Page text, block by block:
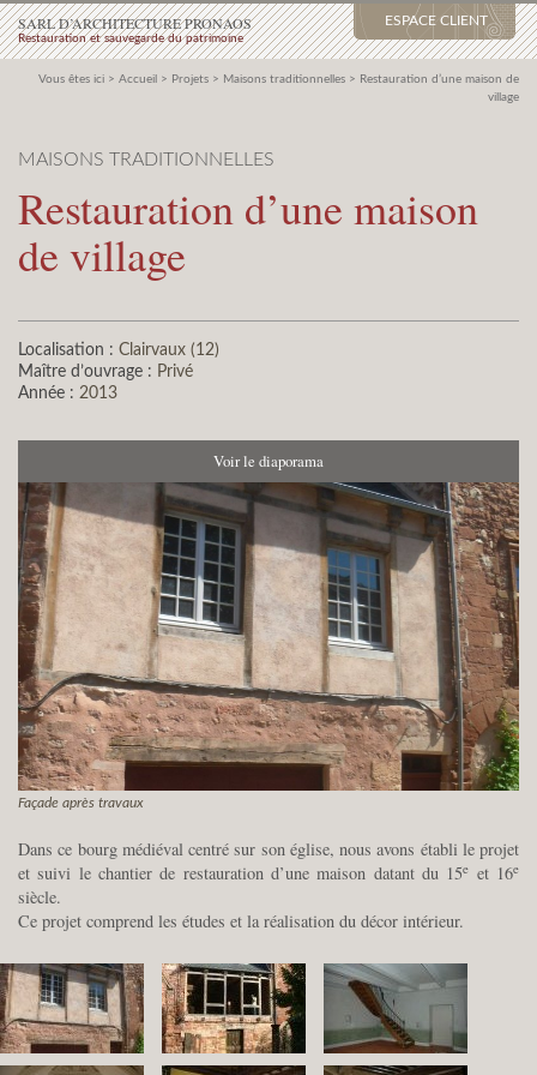
ESPACE CLIENT
SARL D’ARCHITECTURE PRONAOS
Restauration et sauvegarde du patrimoine
Vous êtes ici > Accueil > Projets > Maisons traditionnelles > Restauration d’une maison de
village
MAISONS TRADITIONNELLES
Restauration d’une maison
de village
Localisation : Clairvaux (12)
Maître d’ouvrage : Privé
Année : 2013
Voir le diaporama
Façade après travaux
Dans ce bourg médiéval centré sur son église, nous avons établi le projet
et suivi le chantier de restauration d’une maison datant du 15e et 16e
siècle.
Ce projet comprend les études et la réalisation du décor intérieur.